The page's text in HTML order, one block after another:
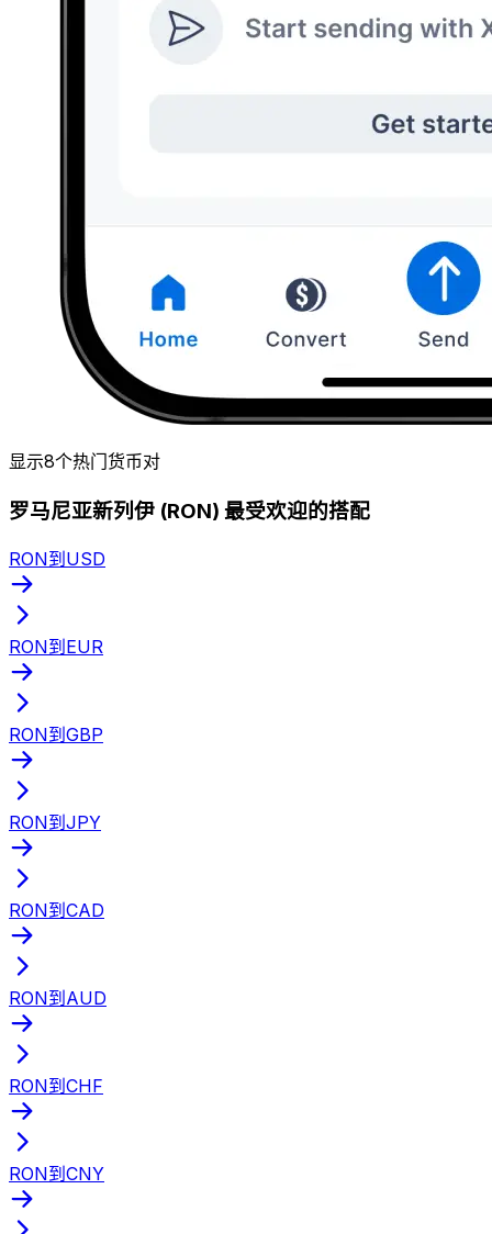
显示8个热门货币对
罗马尼亚新列伊 (RON) 最受欢迎的搭配
RON到USD
RON到EUR
RON到GBP
RON到JPY
RON到CAD
RON到AUD
RON到CHF
RON到CNY